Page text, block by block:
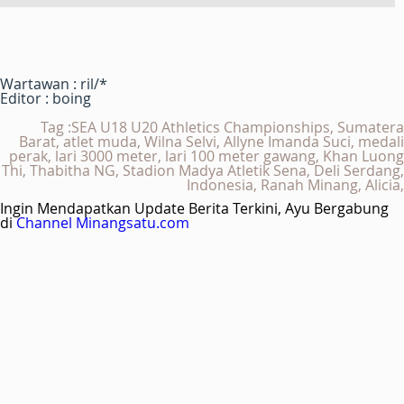
Wartawan : ril/*
Editor : boing
Tag :SEA U18 U20 Athletics Championships, Sumatera
Barat, atlet muda, Wilna Selvi, Allyne Imanda Suci, medali
perak, lari 3000 meter, lari 100 meter gawang, Khan Luong
Thi, Thabitha NG, Stadion Madya Atletik Sena, Deli Serdang,
Indonesia, Ranah Minang, Alicia,
Ingin Mendapatkan Update Berita Terkini, Ayu Bergabung
diChannel Minangsatu.com